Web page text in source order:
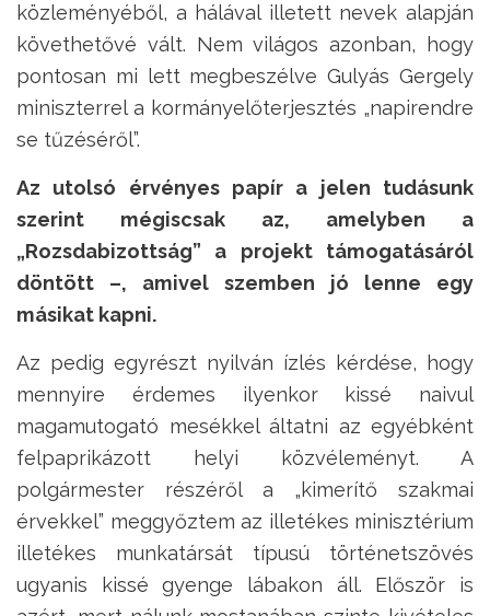
közleményéből, a hálával illetett nevek alapján
követhetővé vált. Nem világos azonban, hogy
pontosan mi lett megbeszélve Gulyás Gergely
miniszterrel a kormányelőterjesztés „napirendre
se tűzéséről”.
Az utolsó érvényes papír a jelen tudásunk
szerint mégiscsak az, amelyben a
„Rozsdabizottság” a projekt támogatásáról
döntött –, amivel szemben jó lenne egy
másikat kapni.
Az pedig egyrészt nyilván ízlés kérdése, hogy
mennyire érdemes ilyenkor kissé naivul
magamutogató mesékkel áltatni az egyébként
felpaprikázott helyi közvéleményt. A
polgármester részéről a „kimerítő szakmai
érvekkel” meggyőztem az illetékes minisztérium
illetékes munkatársát típusú történetszövés
ugyanis kissé gyenge lábakon áll. Először is